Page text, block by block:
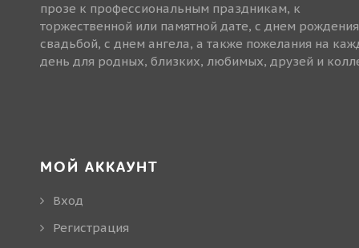
прозе к профессиональным праздникам, к
торжественной или памятной дате, с днем
свадьбой, с днем ангела, а также пожелания на
день для родных, близких, любимых, друзей и
МОЙ АККАУНТ
Вход
Регистрация